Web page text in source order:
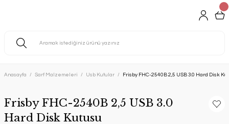
Anasayfa Sarf Malzemeleri Usb Kutular Frisby FHC-2540B 2,5 USB 3.0 Hard Disk
Frisby FHC-2540B 2,5 USB 3.0
Hard Disk Kutusu